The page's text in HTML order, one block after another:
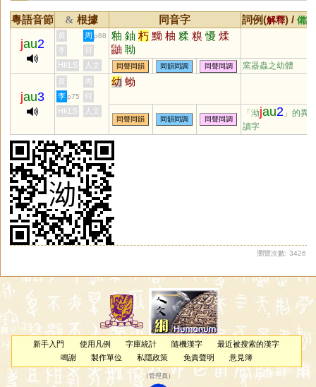
粵語音節 & 根據 同音字 詞例(解釋) / 備註
jau2
黃 周 p88 釉 鈾 朽 黝 柚 糅 糗 懮 煣
鼬 聈
李
何
HKLS
人文 同聲同韻 同韻同調 同聲同調 窯器蟲之幼體
jau3
黃 周 幼 蚴
李 p75
何
HKLS
人文
同聲同韻 同韻同調 同聲同調
「泑jau2 」的異
讀字
瀏覽次數: 3426
新手入門 使用凡例 字庫統計 隨機漢字
最近被搜索的漢字
鳴謝
製作單位 私隱政策 免責聲明 意見簿
（管理員 ）